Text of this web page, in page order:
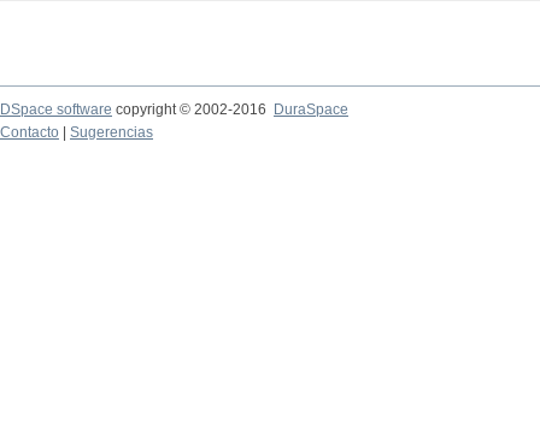
DSpace software copyright © 2002-2016
DuraSpace
Contacto
Sugerencias